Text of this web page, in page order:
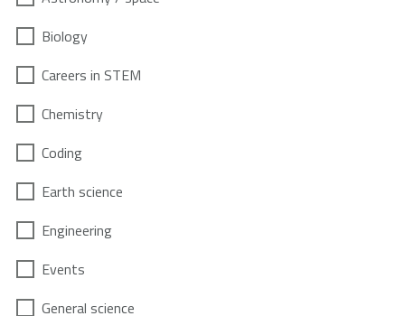
Biology
Careers in STEM
Chemistry
Coding
Earth science
Engineering
Events
General science